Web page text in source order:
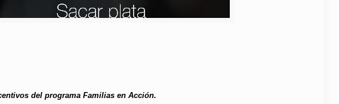
del programa Familias en Acción.